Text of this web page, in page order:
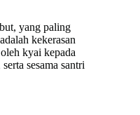
yang paling
kekerasan
kyai kepada
sesama santri